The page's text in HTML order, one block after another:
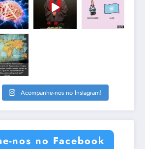
Acompanhe-nos no Instagram!
nos no Facebook